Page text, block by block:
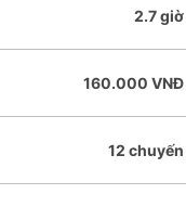
2.7 giờ
160.000 VNĐ
12 chuyến